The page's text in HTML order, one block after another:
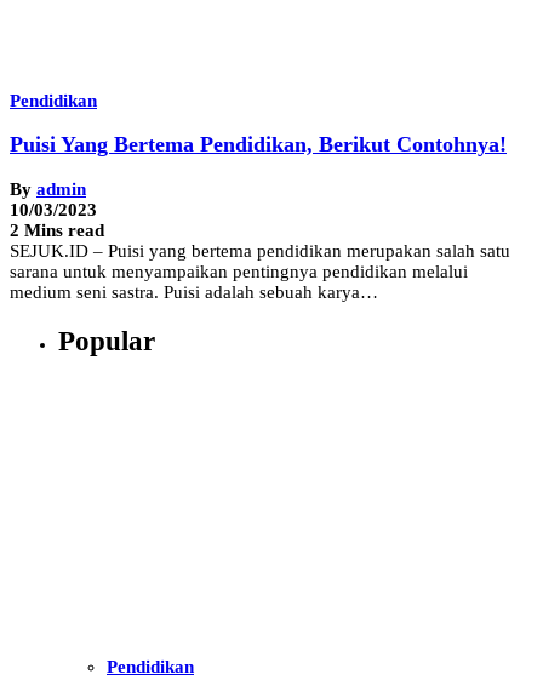
Pendidikan
Puisi Yang Bertema Pendidikan, Berikut Contohnya!
By admin
10/03/2023
2 Mins read
SEJUK.ID – Puisi yang bertema pendidikan merupakan salah satu
sarana untuk menyampaikan pentingnya pendidikan melalui
medium seni sastra. Puisi adalah sebuah karya…
Popular
Pendidikan